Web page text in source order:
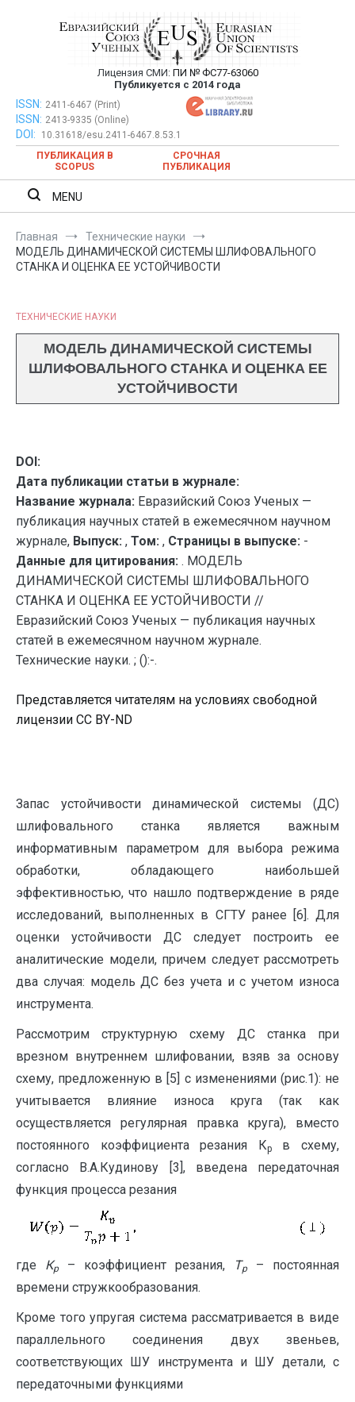
Евразийский Союз Ученых —
публикация научных статей в
ежемесячном научном журнале
Лицензия СМИ: ПИ № ФС77-63060
Публикуется с 2014 года
Евразийский Союз Ученых — публикация научных статей в
ежемесячном научном журнале
ISSN: 2411-6467 (Print)
ISSN: 2413-9335 (Online)
DOI:
10.31618/esu.2411-6467.8.53.1
ПУБЛИКАЦИЯ В
SCOPUS
СРОЧНАЯ
ПУБЛИКАЦИЯ
MENU
Главная
Технические науки
МОДЕЛЬ ДИНАМИЧЕСКОЙ СИСТЕМЫ ШЛИФОВАЛЬНОГО
СТАНКА И ОЦЕНКА ЕЕ УСТОЙЧИВОСТИ
ТЕХНИЧЕСКИЕ НАУКИ
МОДЕЛЬ ДИНАМИЧЕСКОЙ СИСТЕМЫ
ШЛИФОВАЛЬНОГО СТАНКА И ОЦЕНКА ЕЕ
УСТОЙЧИВОСТИ
DOI:
Дата публикации статьи в журнале:
Название журнала: Евразийский Союз Ученых —
публикация научных статей в ежемесячном научном
журнале, Выпуск: , Том: , Страницы в выпуске: -
Данные для цитирования: . МОДЕЛЬ
ДИНАМИЧЕСКОЙ СИСТЕМЫ ШЛИФОВАЛЬНОГО
СТАНКА И ОЦЕНКА ЕЕ УСТОЙЧИВОСТИ //
Евразийский Союз Ученых — публикация научных
статей в ежемесячном научном журнале.
Технические науки. ; ():-.
Представляется читателям на условиях свободной
лицензии CC BY-ND
Запас устойчивости динамической системы (ДС)
шлифовального станка является важным
информативным параметром для выбора режима
обработки, обладающего наибольшей
эффективностью, что нашло подтверждение в ряде
исследований, выполненных в СГТУ ранее [6]. Для
оценки устойчивости ДС следует построить ее
аналитические модели, причем следует рассмотреть
два случая: модель ДС без учета и с учетом износа
инструмента.
Рассмотрим структурную схему ДС станка при
врезном внутреннем шлифовании, взяв за основу
схему, предложенную в [5] с изменениями (рис.1): не
учитывается влияние износа круга (так как
осуществляется регулярная правка круга), вместо
постоянного коэффициента резания Крв схему,
согласно В.А.Кудинову [3], введена передаточная
функция процесса резания
где Кр – коэффициент резания, Тр
– постоянная
времени стружкообразования.
Кроме того упругая система рассматривается в виде
параллельного соединения двух звеньев,
соответствующих ШУ инструмента и ШУ детали, с
передаточными функциями